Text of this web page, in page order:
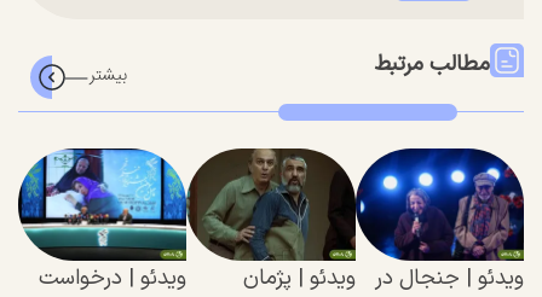
مطالب مرتبط
ویدئو | جنجال در
ویدئو | پژمان
ویدئو | درخواست